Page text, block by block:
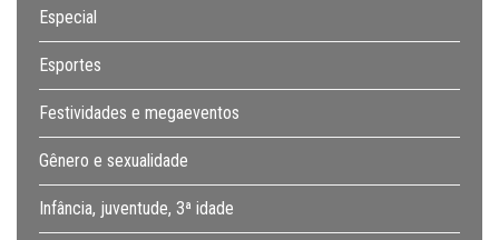
Especial
Esportes
Festividades e megaeventos
Gênero e sexualidade
Infância, juventude, 3ª idade